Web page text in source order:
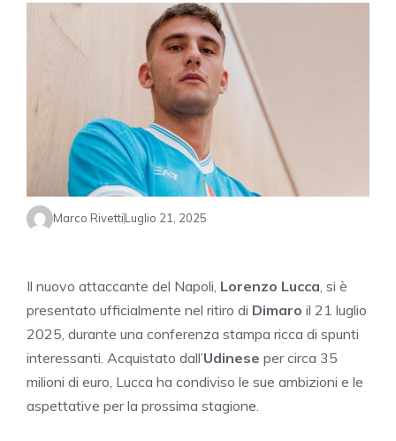
Marco RivettiLuglio 21, 2025
Il nuovo attaccante del Napoli, Lorenzo Lucca , si è
presentato ufficialmente nel ritiro di Dimaro il 21 luglio
2025, durante una conferenza stampa ricca di spunti
interessanti. Acquistato dall’Udinese per circa 35
milioni di euro, Lucca ha condiviso le sue ambizioni e le
aspettative per la prossima stagione.